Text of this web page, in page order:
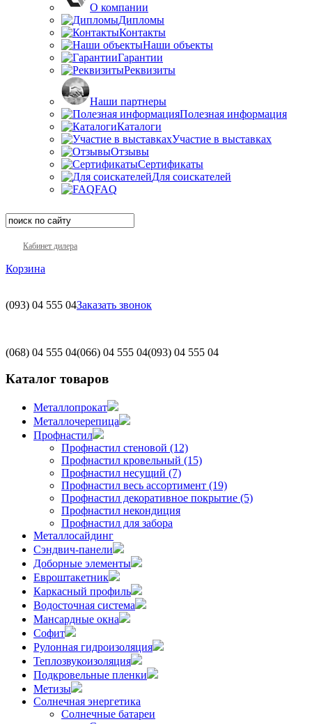
О компании
Дипломы
Контакты
Наши объекты
Гарантии
Реквизиты
Наши партнеры
Полезная информация
Каталоги
Участие в выставках
Отзывы
Сертификаты
Для соискателей
FAQ
Кабинет дилера
Корзина
(093) 04 555 04Заказать звонок
(068) 04 555 04(066) 04 555 04(093) 04 555 04
Каталог товаров
Металлопрокат
Металлочерепица
Профнастил
Профнастил стеновой (12)
Профнастил кровельный (15)
Профнастил несущий (7)
Профнастил весь ассортимент (19)
Профнастил декоративное покрытие (5)
Профнастил некондиция
Профнастил для забора
Металлосайдинг
Сэндвич-панели
Доборные элементы
Евроштакетник
Каркасный профиль
Водосточная система
Мансардные окна
Софит
Рулонная гидроизоляция
Теплозвукоизоляция
Подкровельные пленки
Метизы
Солнечная энергетика
Солнечные батареи